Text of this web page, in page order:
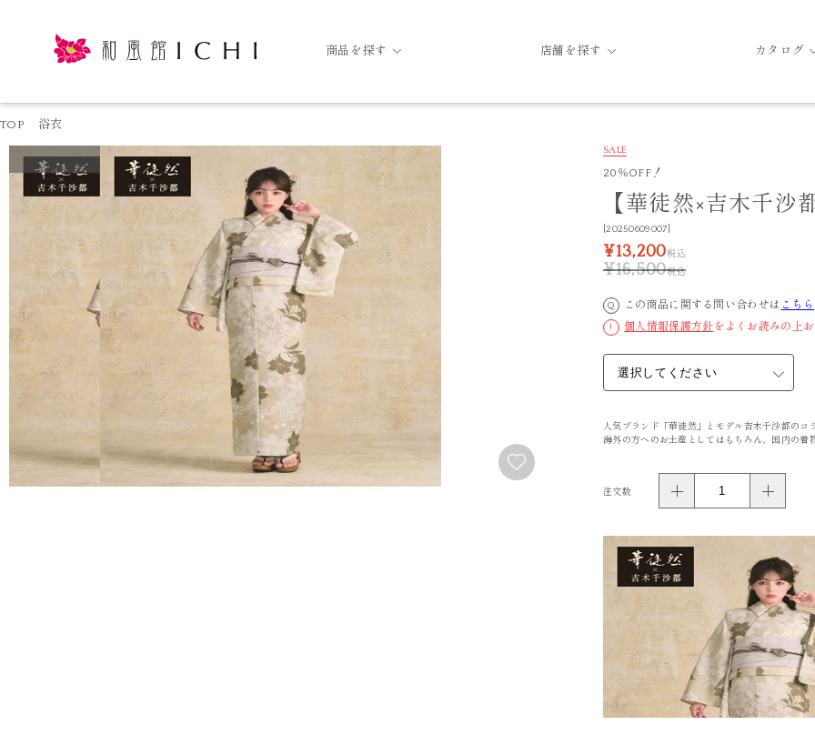
商品を探す
FURISODE
RENTAL
振袖レンタル
HAKAMA
RENTAL
袴レンタル
FURISODE
振袖
YUKATA
店舗を探す カタログ
TOP 浴衣
SALE
20％OFF！
【華徒然×吉木千沙
[20250609007]
¥13,200税込
¥16,500税込
Q この商品に関する問い合わせは こちら
! 個人情報保護方針をよくお読みの上
人気ブランド「華徒然」とモデル吉木千沙都のコ
海外の方へのお土産としてはもちろん、国内の着
注文数